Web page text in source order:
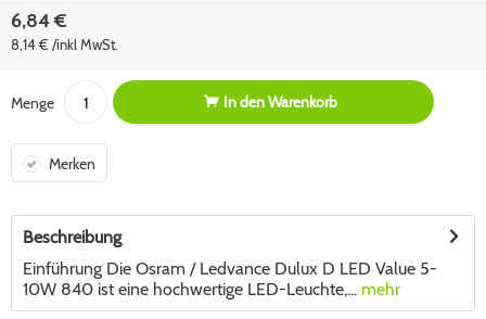
6,84 €
8,14 € /inkl MwSt.
Menge In denWarenkorb
Merken
Beschreibung
Einführung Die Osram / Ledvance Dulux D LED Value 5-
10W 840 ist eine hochwertige LED-Leuchte,... mehr